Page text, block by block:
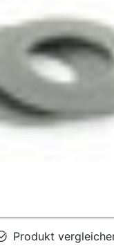
Produkt